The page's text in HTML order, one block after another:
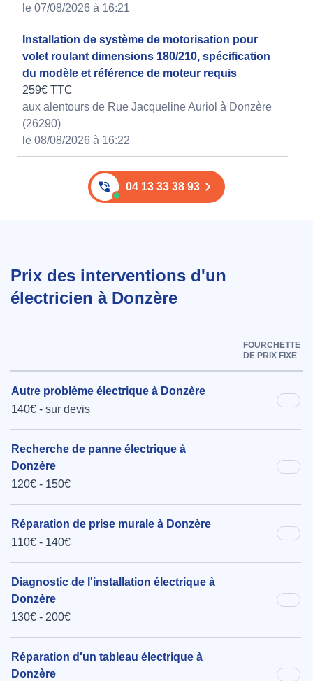
le 07/08/2026 à 16:21
Installation de système de motorisation pour
volet roulant dimensions 180/210, spécification
du modèle et référence de moteur requis
259€ TTC
aux alentours de Rue Jacqueline Auriol à Donzère
(26290)
le 08/08/2026 à 16:22
04 13 33 38 93
Prix des interventions d'un
électricien à Donzère
FOURCHETTE
DE PRIX FIXE
Autre problème électrique à Donzère
140€ - sur devis
Recherche de panne électrique à
Donzère
120€ - 150€
Réparation de prise murale à Donzère
110€ - 140€
Diagnostic de l'installation électrique à
Donzère
130€ - 200€
Réparation d'un tableau électrique à
Donzère